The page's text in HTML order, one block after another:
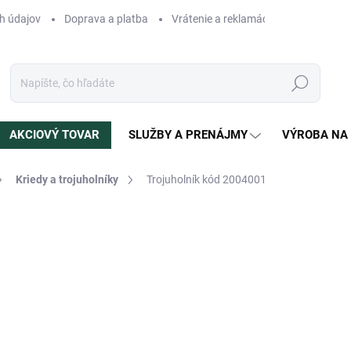
údajov Doprava a platba Vrátenie a reklamácia
Hľadať
AKCIOVÝ TOVAR SLUŽBY A PRENÁJMY VÝROBA NA
Kriedy a trojuholníky Trojuholník kód 2004001